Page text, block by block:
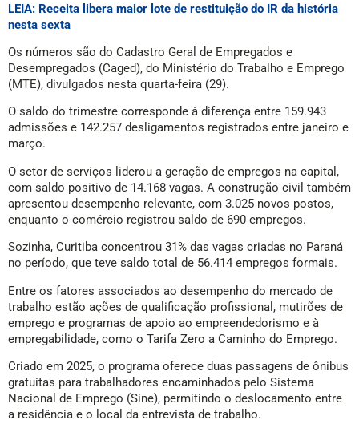
LEIA: Receita libera maior lote de restituição do IR da história
nesta sexta
Os números são do Cadastro Geral de Empregados e
Desempregados (Caged), do Ministério do Trabalho e Emprego
(MTE), divulgados nesta quarta-feira (29).
O saldo do trimestre corresponde à diferença entre 159.943
admissões e 142.257 desligamentos registrados entre janeiro e
março.
O setor de serviços liderou a geração de empregos na capital,
com saldo positivo de 14.168 vagas. A construção civil também
apresentou desempenho relevante, com 3.025 novos postos,
enquanto o comércio registrou saldo de 690 empregos.
Sozinha, Curitiba concentrou 31% das vagas criadas no Paraná
no período, que teve saldo total de 56.414 empregos formais.
Entre os fatores associados ao desempenho do mercado de
trabalho estão ações de qualificação profissional, mutirões de
emprego e programas de apoio ao empreendedorismo e à
empregabilidade, como o Tarifa Zero a Caminho do Emprego.
Criado em 2025, o programa oferece duas passagens de ônibus
gratuitas para trabalhadores encaminhados pelo Sistema
Nacional de Emprego (Sine), permitindo o deslocamento entre
a residência e o local da entrevista de trabalho.